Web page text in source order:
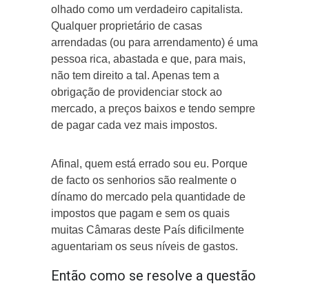
olhado como um verdadeiro capitalista.
Qualquer proprietário de casas
arrendadas (ou para arrendamento) é uma
pessoa rica, abastada e que, para mais,
não tem direito a tal. Apenas tem a
obrigação de providenciar stock ao
mercado, a preços baixos e tendo sempre
de pagar cada vez mais impostos.
Afinal, quem está errado sou eu. Porque
de facto os senhorios são realmente o
dínamo do mercado pela quantidade de
impostos que pagam e sem os quais
muitas Câmaras deste País dificilmente
aguentariam os seus níveis de gastos.
Então como se resolve a questão